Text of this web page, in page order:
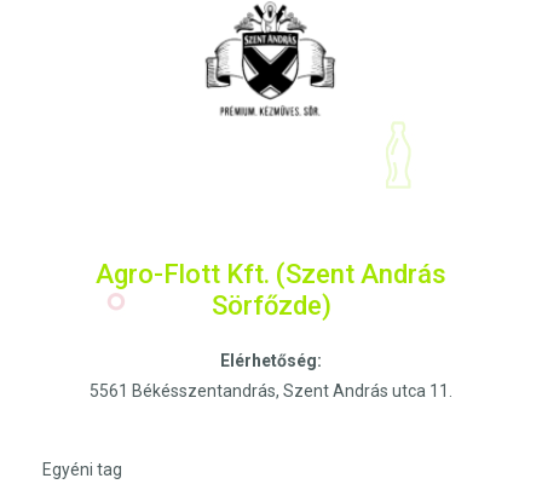
Agro-Flott Kft. (Szent András
Sörfőzde)
Elérhetőség:
5561 Békésszentandrás, Szent András utca 11.
Egyéni tag